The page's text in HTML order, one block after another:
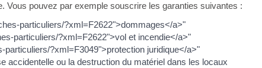
pouvez par exemple souscrire les garanties suivantes :
particuliers/?xml=F2622">dommages</a>"
particuliers/?xml=F2622">vol et incendie</a>"
?xml=F3049">protection juridique</a>"
ou la destruction du matériel dans les locaux